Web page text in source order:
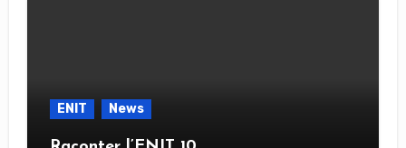
ENIT News